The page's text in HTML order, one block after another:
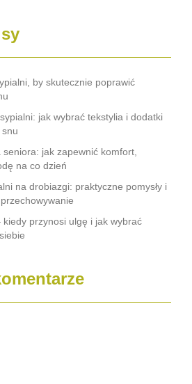
by skutecznie poprawić
jak wybrać tekstylia i dodatki
jak zapewnić komfort,
na co dzień
na drobiazgi: praktyczne pomysły i
kiedy przynosi ulgę i jak wybrać